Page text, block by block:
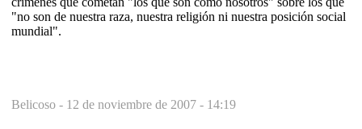
"no son de nuestra raza, nuestra religión ni nuestra posición social
mundial".
Belicoso - 12 de noviembre de 2007 - 14:19